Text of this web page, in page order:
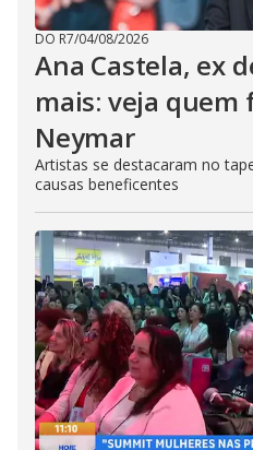
DO R7/04/08/2026
Ana Castela, ex
mais: veja quem
Neymar
Artistas se destacaram no
causas beneficentes